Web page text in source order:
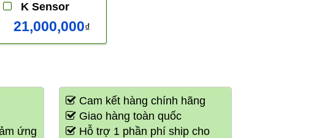
K Sensor
21,000,000₫
ứng
Cam kết hàng chính hãng
Giao hàng toàn quốc
Hỗ trợ 1 phần phí ship cho